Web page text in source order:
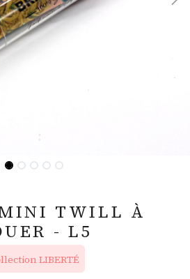
TWILL À
- L5
LIBERTÉ